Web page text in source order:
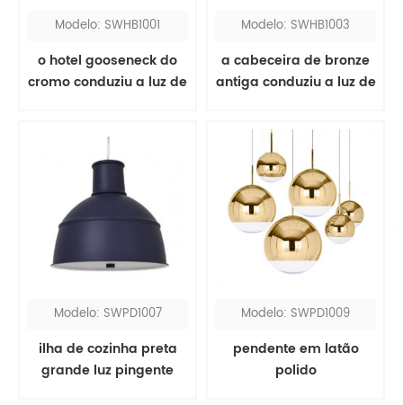
Modelo: SWHB1001
o hotel gooseneck do
cromo conduziu a luz de
Modelo: SWHB1003
a cabeceira de bronze
antiga conduziu a luz de
Modelo: SWPD1007
ilha de cozinha preta
grande luz pingente
Modelo: SWPD1009
pendente em latão
polido